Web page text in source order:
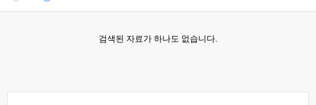
검색된 자료가 하나도 없습니다.